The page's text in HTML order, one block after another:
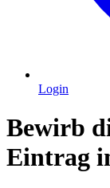
Login
Bewirb
Eintrag